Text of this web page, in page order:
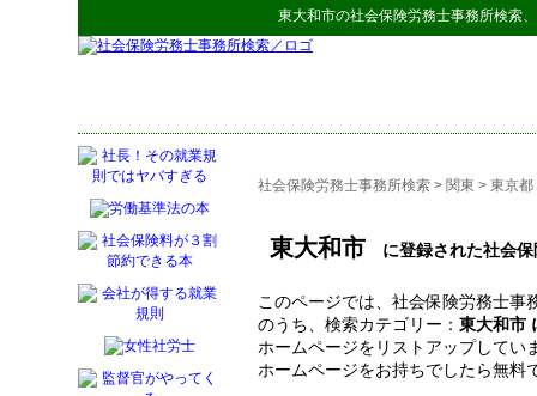
東大和市の社会保険労務士事務所検索
社会保険労務士事務所検索 > 関東 > 東京都
東大和市 に登録された社会保
このページでは、社会保険労務士事
のうち、検索カテゴリー： 東大和市
ホームページをリストアップして
ホームページをお持ちでしたら無料